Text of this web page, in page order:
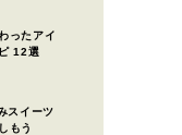
ったアイ
12選
スイーツ
もう